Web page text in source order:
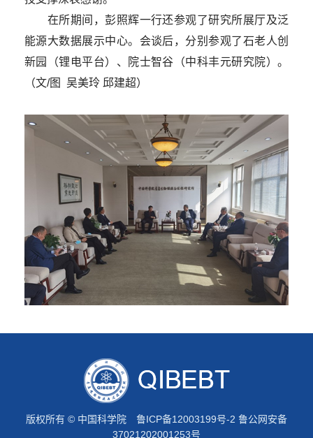
在所期间，彭照辉一行还参观了研究所展厅及泛
能源大数据展示中心。会谈后，分别参观了石老人创
新园（锂电平台）、院士智谷（中科丰元研究院）。
（文/图 吴美玲 邱建超）
版权所有 © 中国科学院 鲁ICP备12003199号-2 鲁公网安备
37021202001253号